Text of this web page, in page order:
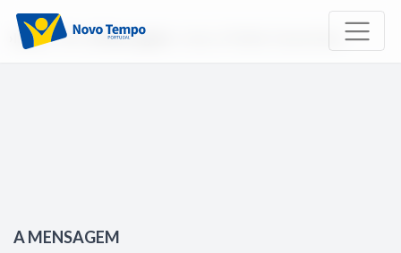
Início TV A Mensagem
A MENSAGEM